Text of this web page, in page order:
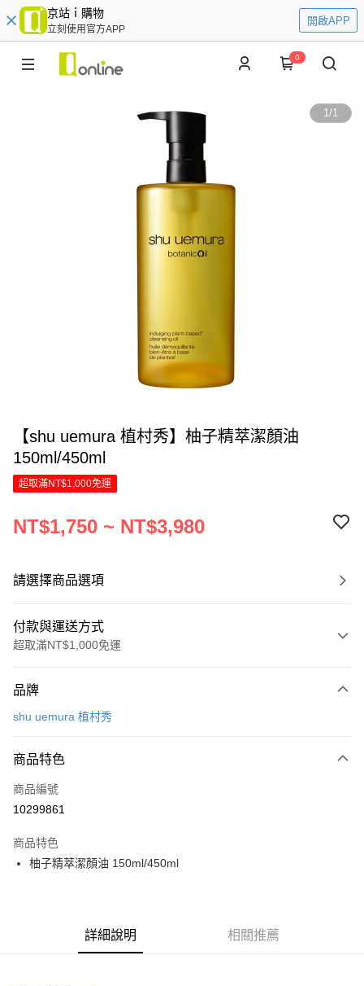
京站ｉ購物
立刻使用官方APP
開啟APP
0
1/1
【shu uemura 植村秀】柚子精萃潔顏油
150ml/450ml
超取滿NT$1,000免運
NT$1,750 ~ NT$3,980
請選擇商品選項
付款與運送方式
超取滿NT$1,000免運
信用卡一次付款
Apple Pay
街口支付
Google Pay
品牌
shu uemura 植村秀
商品特色
商品編號
10299861
商品特色
柚子精萃潔顏油 150ml/450ml
詳細說明 相關推薦